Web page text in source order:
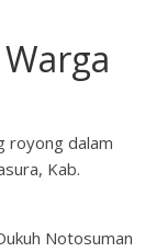
royong dalam
Kab.
Notosuman